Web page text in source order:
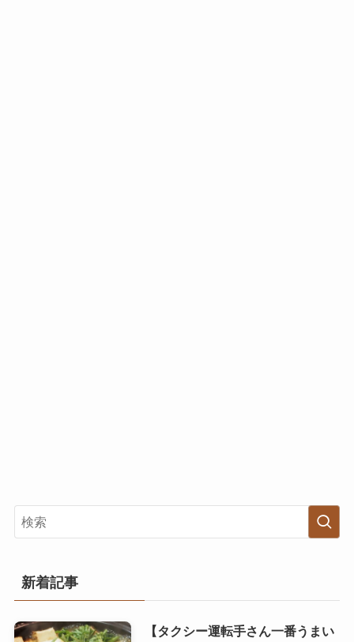
新着記事
【タクシー運転手さん一番うまい